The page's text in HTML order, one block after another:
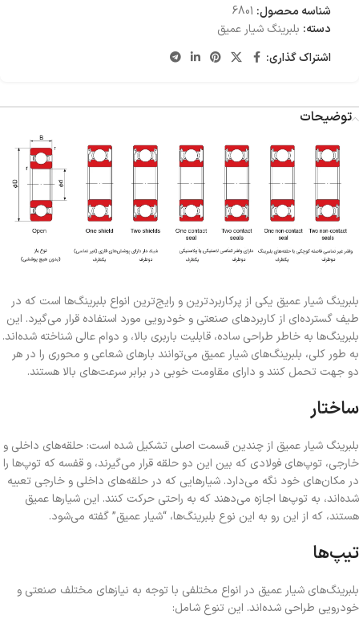
شناسه محصول: 6801
دسته: بلبرینگ شیار عمیق
اشتراک گذاری:
توضیحات
بلبرینگ شیار عمیق یکی از پرکاربردترین و رایج‌ترین انواع بلبرینگ‌ها است که در
طیف گسترده‌ای از کاربردهای صنعتی و خودرویی مورد استفاده قرار می‌گیرد. این
بلبرینگ‌ها به خاطر طراحی ساده، قابلیت باربری بالا، و دوام عالی شناخته شده‌اند.
به طور کلی، بلبرینگ‌های شیار عمیق می‌توانند بارهای شعاعی و محوری را در هر
دو جهت تحمل کنند و دارای مقاومت خوبی در برابر سرعت‌های بالا هستند.
ساختار
بلبرینگ شیار عمیق از چندین قسمت اصلی تشکیل شده است: حلقه‌های داخلی و
خارجی، توپ‌های فولادی که بین این دو حلقه قرار می‌گیرند، و قفسه که توپ‌ها را
در مکان‌های خود نگه می‌دارد. شیارهایی که در حلقه‌های داخلی و خارجی تعبیه
شده‌اند، به توپ‌ها اجازه می‌دهند که به راحتی حرکت کنند. این شیارها عمیق
هستند، که از این رو به این نوع بلبرینگ‌ها، “شیار عمیق” گفته می‌شود.
تیپ‌ها
بلبرینگ‌های شیار عمیق در انواع مختلفی با توجه به نیازهای مختلف صنعتی و
خودرویی طراحی شده‌اند. این تنوع شامل: